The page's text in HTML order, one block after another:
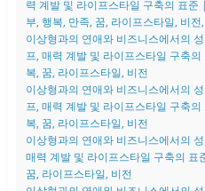
력 계발 및 라이프스타일 구축의 표
부, 행복, 만족, 꿈, 라이프스타일, 비전
이상형과의 연애와 비즈니스에서의
프, 매력 계발 및 라이프스타일 구축
복, 꿈, 라이프스타일, 비전
이상형과의 연애와 비즈니스에서의
프, 매력 계발 및 라이프스타일 구축
복, 꿈, 라이프스타일, 비전
이상형과의 연애와 비즈니스에서의
매력 계발 및 라이프스타일 구축의
꿈, 라이프스타일, 비전